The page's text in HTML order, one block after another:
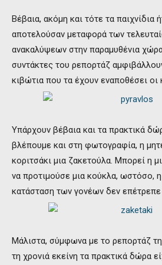
Βέβαια, ακόμη και τότε τα παιχνίδια
αποτελούσαν μεταφορά των
ανακαλύψεων στην παραμυθένια
συντάκτες του ρεπορτάζ
κιβώτια που τα έχουν εναποθέσει οι
Υπάρχουν βέβαια και τα πρακτικά
βλέπουμε και στη φωτογραφία, η
κοριτσάκι μια ζακετούλα. Μπορεί η
να προτιμούσε μια κούκλα, ωστόσο, η
κατάσταση των γονέων δεν
Μάλιστα, σύμφωνα με το ρεπορτάζ
τη χρονιά εκείνη τα πρακτικά δώρα